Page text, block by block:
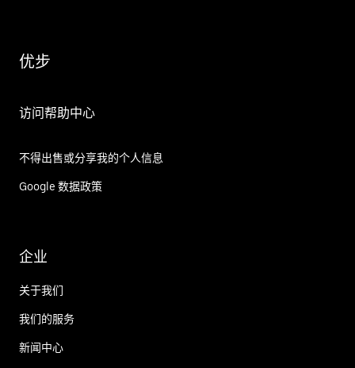
优步
访问帮助中心
不得出售或分享我的个人信息
Google 数据政策
企业
关于我们
我们的服务
新闻中心